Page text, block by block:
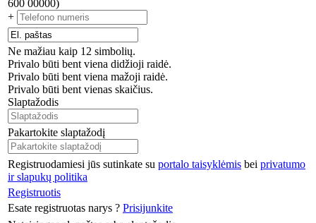
600 00000)
+
Ne mažiau kaip 12 simbolių.
Privalo būti bent viena didžioji raidė.
Privalo būti bent viena mažoji raidė.
Privalo būti bent vienas skaičius.
Slaptažodis
Pakartokite slaptažodį
Registruodamiesi jūs sutinkate su portalo taisyklėmis bei privatumo
ir slapukų politika
Registruotis
Esate registruotas narys ? Prisijunkite